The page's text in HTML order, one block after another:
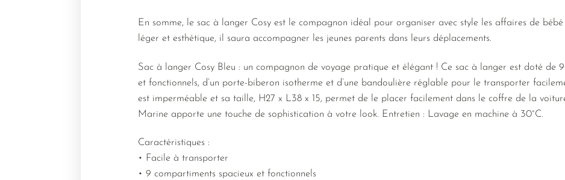
En somme, le sac à langer Cosy est le compagnon idéal pour organiser avec style les affaires de
léger et esthétique, il saura accompagner les jeunes parents dans leurs déplacements.
Sac à langer Cosy Bleu : un compagnon de voyage pratique et élégant ! Ce sac à langer est doté de
et fonctionnels, d’un porte-biberon isotherme et d’une bandoulière réglable pour le transporter
est imperméable et sa taille, H27 x L38 x 15, permet de le placer facilement dans le coffre de la
Marine apporte une touche de sophistication à votre look. Entretien : Lavage en machine à 30°C.
Caractéristiques :
• Facile à transporter
• 9 compartiments spacieux et fonctionnels